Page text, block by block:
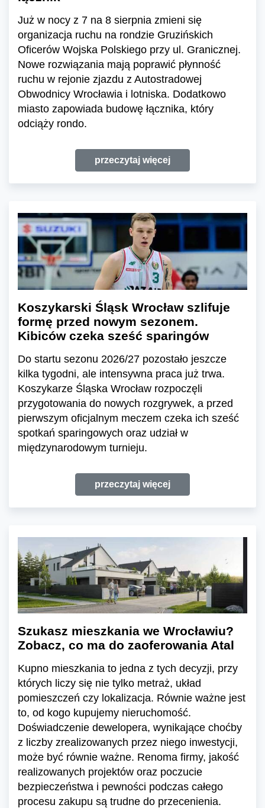
Już w nocy z 7 na 8 sierpnia zmieni się
organizacja ruchu na rondzie Gruzińskich
Oficerów Wojska Polskiego przy ul. Granicznej.
Nowe rozwiązania mają poprawić płynność
ruchu w rejonie zjazdu z Autostradowej
Obwodnicy Wrocławia i lotniska. Dodatkowo
miasto zapowiada budowę łącznika, który
odciąży rondo.
przeczytaj więcej
Koszykarski Śląsk Wrocław szlifuje
formę przed nowym sezonem.
Kibiców czeka sześć sparingów
Do startu sezonu 2026/27 pozostało jeszcze
kilka tygodni, ale intensywna praca już trwa.
Koszykarze Śląska Wrocław rozpoczęli
przygotowania do nowych rozgrywek, a przed
pierwszym oficjalnym meczem czeka ich sześć
spotkań sparingowych oraz udział w
międzynarodowym turnieju.
przeczytaj więcej
Szukasz mieszkania we Wrocławiu?
Zobacz, co ma do zaoferowania Atal
Kupno mieszkania to jedna z tych decyzji, przy
których liczy się nie tylko metraż, układ
pomieszczeń czy lokalizacja. Równie ważne jest
to, od kogo kupujemy nieruchomość.
Doświadczenie dewelopera, wynikające choćby
z liczby zrealizowanych przez niego inwestycji,
może być równie ważne. Renoma firmy, jakość
realizowanych projektów oraz poczucie
bezpieczeństwa i pewności podczas całego
procesu zakupu są trudne do przecenienia.